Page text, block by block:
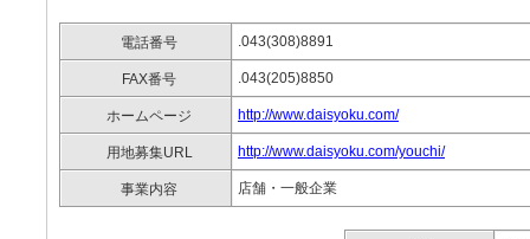
電話番号 .043(308)8891
FAX番号 .043(205)8850
ホームページ http://www.daisyoku.com/
用地募集URL http://www.daisyoku.com/youchi/
事業内容 店舗・一般企業